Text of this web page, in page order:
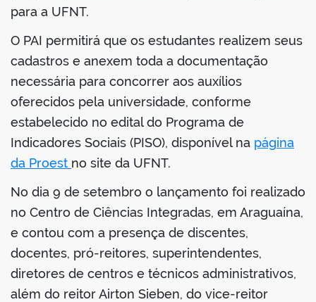
para a UFNT.
O PAI permitirá que os estudantes realizem seus
cadastros e anexem toda a documentação
necessária para concorrer aos auxílios
oferecidos pela universidade, conforme
estabelecido no edital do Programa de
Indicadores Sociais (PISO), disponível na página
da Proest no site da UFNT.
No dia 9 de setembro o lançamento foi realizado
no Centro de Ciências Integradas, em Araguaína,
e contou com a presença de discentes,
docentes, pró-reitores, superintendentes,
diretores de centros e técnicos administrativos,
além do reitor Airton Sieben, do vice-reitor